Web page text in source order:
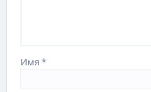
Имя*